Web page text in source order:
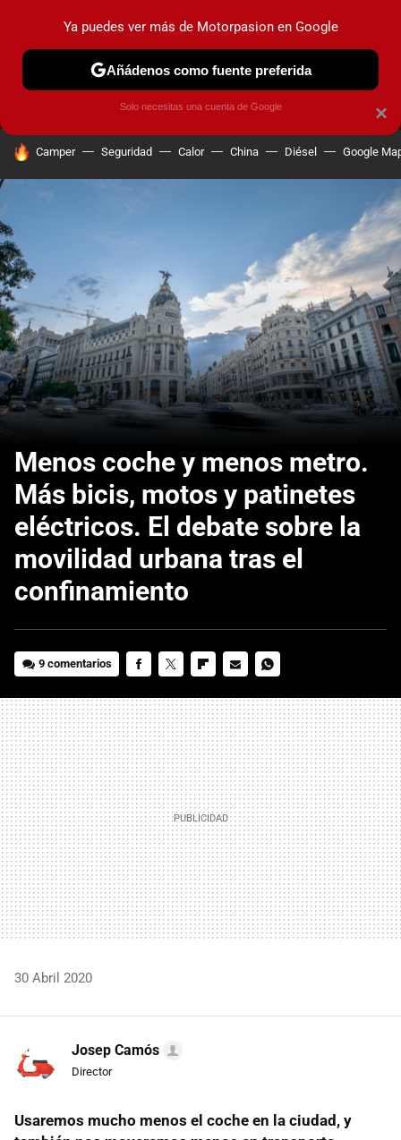
MENÚ NUEVO
COCHES ELÉCTRICOS OBSERVATORIO
HOY SE HABLA DE
Camper Seguridad Calor China Diésel Google
Menos coche y menos metro.
Más bicis, motos y patinetes
eléctricos. El debate sobre la
movilidad urbana tras el
confinamiento
9 comentarios
MAIL
30 Abril 2020
Josep Camós
Director
Usaremos mucho menos el coche en la ciudad, y
×
Ya puedes ver más de Motorpasion en Google
Añádenos como fuente preferida
Solo necesitas una cuenta de Google